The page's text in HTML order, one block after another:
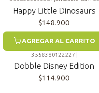
Happy Little Dinosaurs
$148.900
AGREGAR AL CARRITO
3558380122227|
Dobble Disney Edition
$114.900